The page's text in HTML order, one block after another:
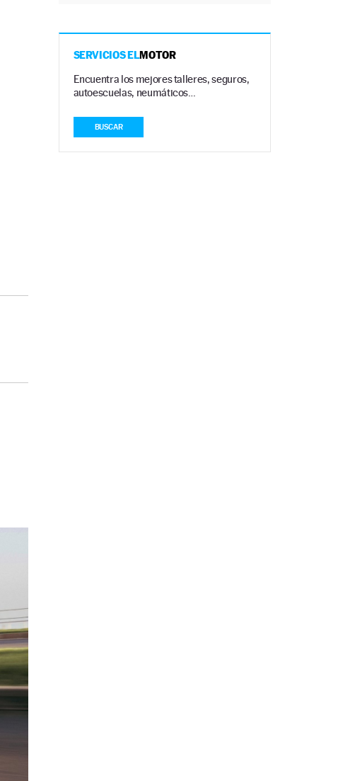
SERVICIOS ELMOTOR
Encuentra los mejores talleres, seguros,
autoescuelas, neumáticos…
BUSCAR